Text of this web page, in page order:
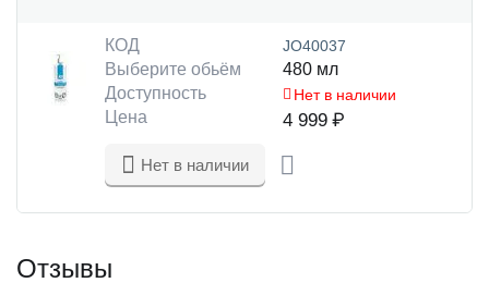
КОД JO40037
Выберите обьём
480 мл
Доступность
Нет в наличии
Цена 4 999 ₽
Нет в наличии
Отзывы